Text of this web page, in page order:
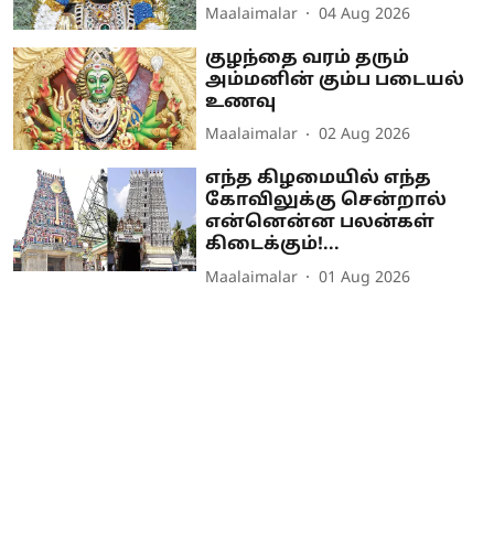
Maalaimalar 04 Aug 2026
குழந்தை வரம் தரும்
அம்மனின் கும்ப படையல்
உணவு
Maalaimalar 02 Aug 2026
எந்த கிழமையில் எந்த
கோவிலுக்கு சென்றால்
என்னென்ன பலன்கள்
கிடைக்கும்!...
Maalaimalar 01 Aug 2026